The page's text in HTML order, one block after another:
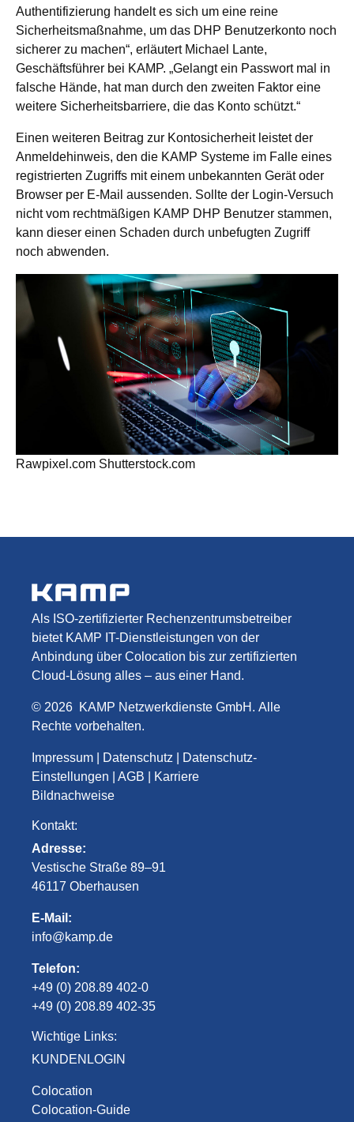
Authentifizierung handelt es sich um eine reine
Sicherheitsmaßnahme, um das DHP Benutzerkonto noch
sicherer zu machen“, erläutert Michael Lante,
Geschäftsführer bei KAMP. „Gelangt ein Passwort mal in
falsche Hände, hat man durch den zweiten Faktor eine
weitere Sicherheitsbarriere, die das Konto schützt.“
Einen weiteren Beitrag zur Kontosicherheit leistet der
Anmeldehinweis, den die KAMP Systeme im Falle eines
registrierten Zugriffs mit einem unbekannten Gerät oder
Browser per E-Mail aussenden. Sollte der Login-Versuch
nicht vom rechtmäßigen KAMP DHP Benutzer stammen,
kann dieser einen Schaden durch unbefugten Zugriff
noch abwenden.
Rawpixel.com Shutterstock.com
Als ISO-zertifizierter Rechenzentrumsbetreiber
bietet KAMP IT-Dienstleistungen von der
Anbindung über Colocation bis zur zertifizierten
Cloud-Lösung alles – aus einer Hand.
© 2026 KAMP Netzwerkdienste GmbH . Alle
Rechte vorbehalten.
Impressum Datenschutz
Datenschutz-
Einstellungen
AGB
Karriere
Bildnachweise
Kontakt:
Adresse:
Vestische Straße 89–91
46117 Oberhausen
E-Mail:
info@kamp.de
Telefon:
+49 (0) 208.89 402-0
+49 (0) 208.89 402-35
Wichtige Links:
KUNDENLOGIN
Colocation
Colocation-Guide